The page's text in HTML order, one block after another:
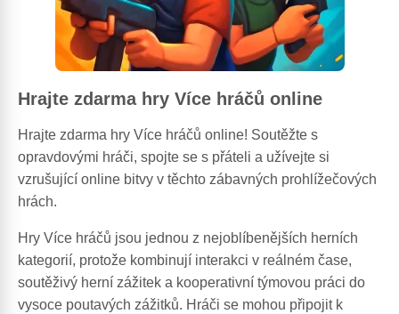
Hrajte zdarma hry Více hráčů online
Hrajte zdarma hry Více hráčů online! Soutěžte s
opravdovými hráči, spojte se s přáteli a užívejte si
vzrušující online bitvy v těchto zábavných prohlížečových
hrách.
Hry Více hráčů jsou jednou z nejoblíbenějších herních
kategorií, protože kombinují interakci v reálném čase,
soutěživý herní zážitek a kooperativní týmovou práci do
vysoce poutavých zážitků. Hráči se mohou připojit k